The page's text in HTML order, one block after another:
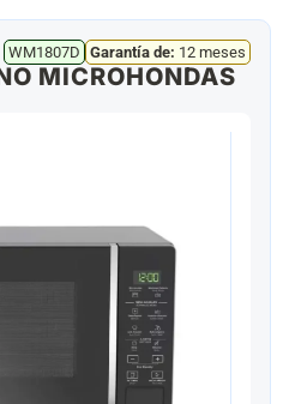
MICROHONDAS
WM1807D Garantía de: 12 meses